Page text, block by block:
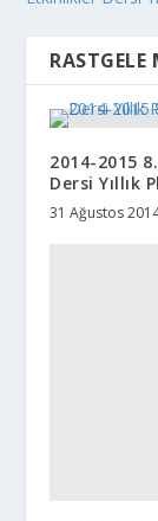
RASTGELE
2014-2015
Dersi Yıllık
31 Ağustos